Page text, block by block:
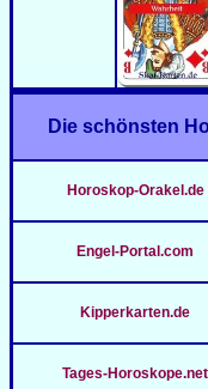
Die schönsten
Horoskop-Orakel.de
Engel-Portal.com
Kipperkarten.de
Tages-Horoskope.net